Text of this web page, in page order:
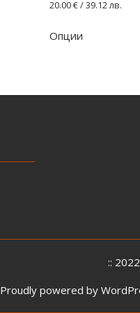
20.00€/ 39.12 лв.
Опции
::
Proudly powered by